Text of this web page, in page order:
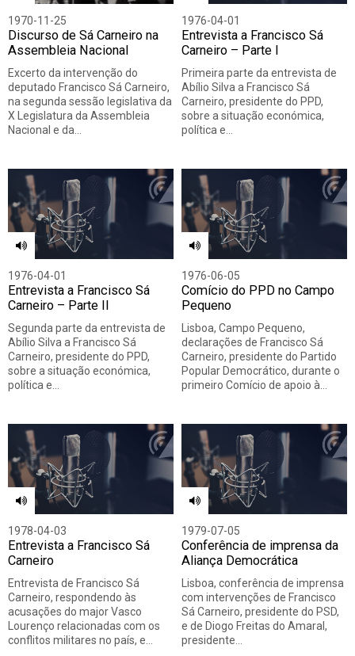
1970-11-25
Discurso de Sá Carneiro na
Assembleia Nacional
Excerto da intervenção do
deputado Francisco Sá Carneiro,
na segunda sessão legislativa da
X Legislatura da Assembleia
Nacional e da…
1976-04-01
Entrevista a Francisco Sá
Carneiro – Parte I
Primeira parte da entrevista de
Abílio Silva a Francisco Sá
Carneiro, presidente do PPD,
sobre a situação económica,
política e…
1976-04-01
Entrevista a Francisco Sá
Carneiro – Parte II
Segunda parte da entrevista de
Abílio Silva a Francisco Sá
Carneiro, presidente do PPD,
sobre a situação económica,
política e…
1976-06-05
Comício do PPD no Campo
Pequeno
Lisboa, Campo Pequeno,
declarações de Francisco Sá
Carneiro, presidente do Partido
Popular Democrático, durante o
primeiro Comício de apoio à…
1978-04-03
Entrevista a Francisco Sá
Carneiro
Entrevista de Francisco Sá
Carneiro, respondendo às
acusações do major Vasco
Lourenço relacionadas com os
conflitos militares no país, e…
1979-07-05
Conferência de imprensa da
Aliança Democrática
Lisboa, conferência de imprensa
com intervenções de Francisco
Sá Carneiro, presidente do PSD,
e de Diogo Freitas do Amaral,
presidente…